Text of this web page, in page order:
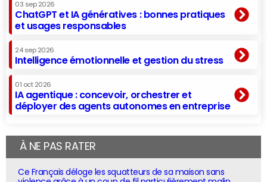
03 sep 2026
ChatGPT et IA génératives : bonnes pratiques
et usages responsables
24 sep 2026
Intelligence émotionnelle et gestion du stress
01 oct 2026
IA agentique : concevoir, orchestrer et
déployer des agents autonomes en entreprise
À NE PAS RATER
Ce Français déloge les squatteurs de sa maison sans